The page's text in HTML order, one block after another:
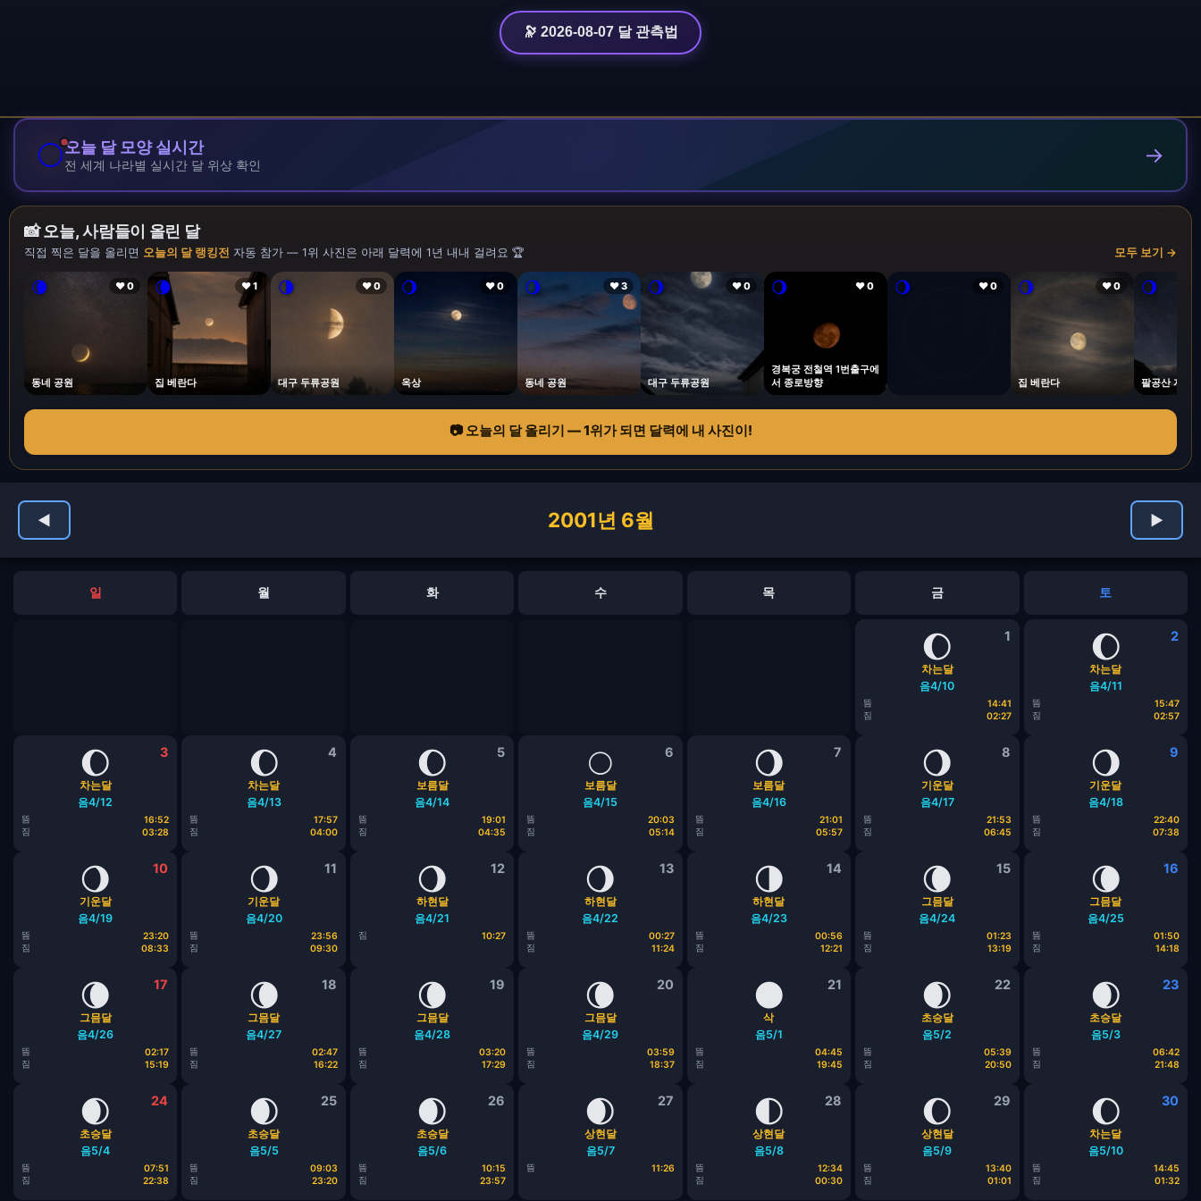
🔭 2026-08-07 달 관측법
🌕오늘 달 모양 실시간
전 세계 나라별 실시간 달 위상 확인 →
📸 오늘, 사람들이 올린 달
직접 찍은 달을 올리면 오늘의 달 랭킹전 자동 참가 — 1위 사진은 아래 달력에 1년 내내 걸려요 🏆 모두 보기 →
🌘 ❤ 0
동네 공원
🌘 ❤ 1
집 베란다
🌗 ❤ 0
대구 두류공원
🌖 ❤ 0
옥상
🌖 ❤ 3
동네 공원
🌖 ❤ 0
대구 두류공원
🌖 ❤ 0
경복궁 전철역 1번출구에
서 종로방향
🌖 ❤ 0 🌖 ❤ 0
집 베란다
🌖
팔공산 자락
📷 오늘의 달 올리기 — 1위가 되면 달력에 내 사진이!
◀ 2001년 6월 ▶
일 월 화 수 목 금 토
1
🌔
차는달
음4/10
뜸
14:41
짐
02:27
2
🌔
차는달
음4/11
뜸
15:47
짐
02:57
3
🌔
차는달
음4/12
뜸
16:52
짐
03:28
4
🌔
차는달
음4/13
뜸
17:57
짐
04:00
5
🌔
보름달
음4/14
뜸
19:01
짐
04:35
6
🌕
보름달
음4/15
뜸
20:03
짐
05:14
7
🌖
보름달
음4/16
뜸
21:01
짐
05:57
8
🌖
기운달
음4/17
뜸
21:53
짐
06:45
9
🌖
기운달
음4/18
뜸
22:40
짐
07:38
10
🌖
기운달
음4/19
뜸
23:20
짐
08:33
11
🌖
기운달
음4/20
뜸
23:56
짐
09:30
12
🌖
하현달
음4/21
짐 10:27
13
🌖
하현달
음4/22
뜸
00:27
짐
11:24
14
🌗
하현달
음4/23
뜸
00:56
짐
12:21
15
🌘
그믐달
음4/24
뜸
01:23
짐
13:19
16
🌘
그믐달
음4/25
뜸
01:50
짐
14:18
17
🌘
그믐달
음4/26
뜸
02:17
짐
15:19
18
🌘
그믐달
음4/27
뜸
02:47
짐
16:22
19
🌘
그믐달
음4/28
뜸
03:20
짐
17:29
20
🌘
그믐달
음4/29
뜸
03:59
짐
18:37
21
🌑
삭
음5/1
뜸
04:45
짐
19:45
22
🌒
초승달
음5/2
뜸
05:39
짐
20:50
23
🌒
초승달
음5/3
뜸
06:42
짐
21:48
24
🌒
초승달
음5/4
뜸
07:51
짐
22:38
25
🌒
초승달
음5/5
뜸
09:03
짐
23:20
26
🌒
초승달
음5/6
뜸
10:15
짐
23:57
27
🌒
상현달
음5/7
뜸 11:26
28
🌓
상현달
음5/8
뜸
12:34
짐
00:30
29
🌔
상현달
음5/9
뜸
13:40
짐
01:01
30
🌔
차는달
음5/10
뜸
14:45
짐
01:32